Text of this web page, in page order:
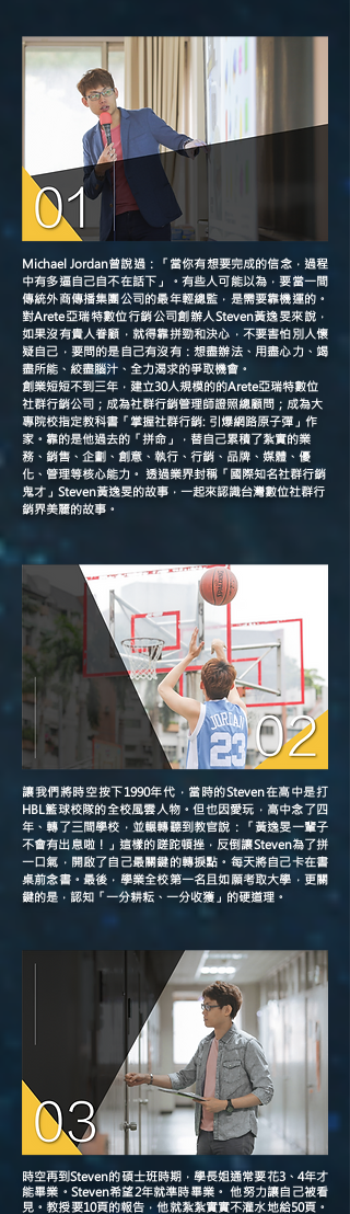
Michael Jordan曾說過：「當你有想要完成的信念，過程
中有多逼自己自不在話下」。有些人可能以為，要當一間
傳統外商傳播集團公司的最年輕總監，是需要靠機運的。
對Arete亞瑞特數位行銷公司創辦人Steven黃逸旻來說，
如果沒有貴人眷顧，就得靠拼勁和決心，不要害怕別人懷
疑自己，要問的是自己有沒有：想盡辦法、用盡心力、竭
盡所能、絞盡腦汁、全力渴求的爭取機會。
創業短短不到三年，建立30人規模的的Arete亞瑞特數位
社群行銷公司；成為社群行銷管理師證照總顧問；成為大
專院校指定教科書「掌握社群行銷: 引爆網路原子彈」作
家。靠的是他過去的「拼命」，替自己累積了紮實的業
務、銷售、企劃、創意、執行、行銷、品牌、媒體、優
化、管理等核心能力。 透過業界封稱「國際知名社群行銷
鬼才」Steven黃逸旻的故事，一起來認識台灣數位社群行
銷界美麗的故事。
讓我們將時空按下1990年代，當時的Steven在高中是打
HBL籃球校隊的全校風雲人物。但也因愛玩，高中念了四
年、轉了三間學校，並輾轉聽到教官說：「黃逸旻一輩子
不會有出息啦！」這樣的蹉跎頓挫，反倒讓Steven為了拼
一口氣，開啟了自己最關鍵的轉捩點。每天將自己卡在書
桌前念書。最後，學業全校第一名且如願考取大學，更關
鍵的是，認知「一分耕耘、一分收獲」的硬道理。
時空再到Steven的碩士班時期，學長姐通常要花3、4年才
能畢業。Steven希望2年就準時畢業。 他努力讓自己被看
見。教授要10頁的報告，他就紮紮實實不灌水地給50頁。